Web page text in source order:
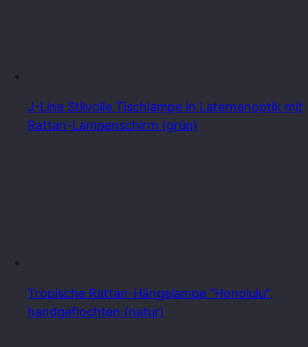
J-Line Stilvolle Tischlampe in Laternenoptik mit
Rattan-Lampenschirm (grün)
Tropische Rattan-Hängelampe "Honolulu",
handgeflochten (natur)